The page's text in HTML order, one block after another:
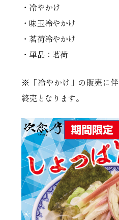
・冷やかけ
・味玉冷やかけ
・茗荷冷やかけ
・単品：茗荷
※「冷やかけ」の販売に
終売となります。